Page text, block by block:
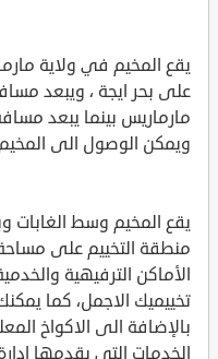
يقع المخيم في ولاية
ويمكن الوصول الى المخيم
يقع المخيم وسط الغابات
منطقة التخييم على
الأماكن الترفيهية
تخييميك الاجمل، كما
بالإضافة الى الاكواخ
الخدمات التي يقدمها